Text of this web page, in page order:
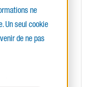
ne
Un seul cookie
de ne pas